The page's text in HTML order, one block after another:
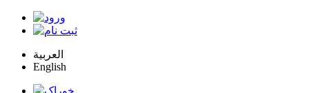
العربية
English